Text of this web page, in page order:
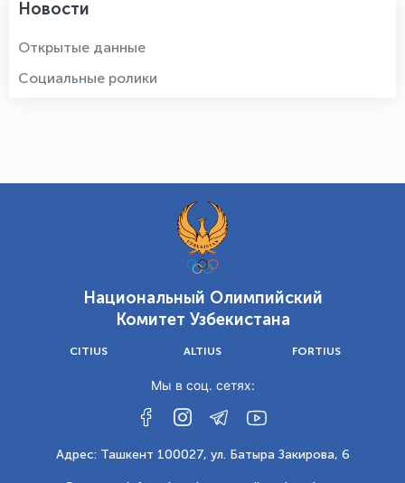
Новости
Открытые данные
Социальные ролики
Национальный Олимпийский
Комитет Узбекистана
CITIUS ALTIUS FORTIUS
Мы в соц. сетях:
Адрес: Ташкент 100027, ул. Батыра Закирова, 6